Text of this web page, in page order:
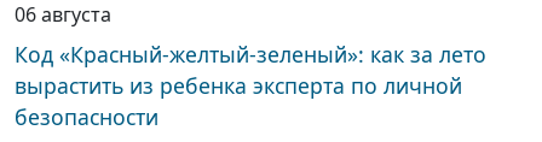
06 августа
Код «Красный-желтый-зеленый»: как за лето
вырастить из ребенка эксперта по личной
безопасности